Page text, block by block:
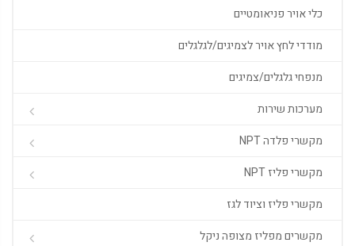
כלי אויר פניאומטיים
מודדי לחץ אויר לצמיגים/לגלגלים
מנפחי גלגלים/צמיגים
מערכות שירות
מקשרי פלדה NPT
מקשרי פליז NPT
מקשרי פליז וציוד לגז
מקשרים מפליז מצופה ניקל